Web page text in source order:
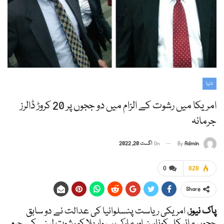
دنیا
امریکا میں رشوت کے الزام میں دو ججوں پر 20 کروڑ ڈالرز
جرمانہ
ByAdmin
On اگست 20, 2022
0 828
Share
پاک نیوز، امریکی ریاست پنسلوانیا کی عدالت نے دو سابق